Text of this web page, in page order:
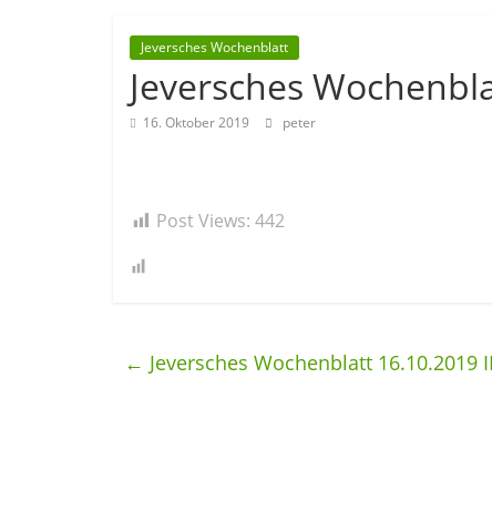
Jeversches Wochenblatt
Jeversches
16. Oktober 2019 peter
Post Views: 442
← Jeversches Wochenblatt 16.10.2019